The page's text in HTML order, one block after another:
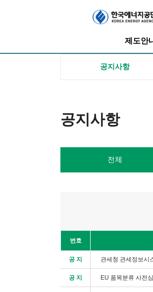
제도안
효율관리
공지사항
공지사항
전체
번호
공 지 관세청 관세정보시
공 지 EU 품목분류 사전